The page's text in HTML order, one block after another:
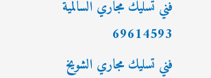
فني تسليك مجاري السالمية
69614593
فني تسليك مجاري الشويخ